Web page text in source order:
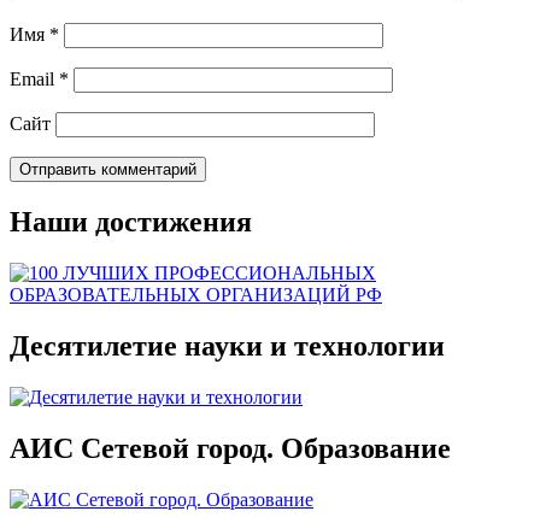
Имя *
Email *
Сайт
Наши достижения
Десятилетие науки и технологии
АИС Сетевой город. Образование